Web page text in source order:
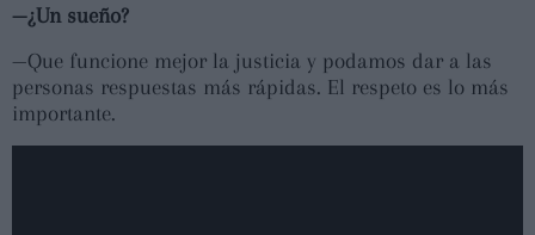
—¿Un sueño?
—Que funcione mejor la justicia y podamos dar a las
personas respuestas más rápidas. El respeto es lo más
importante.